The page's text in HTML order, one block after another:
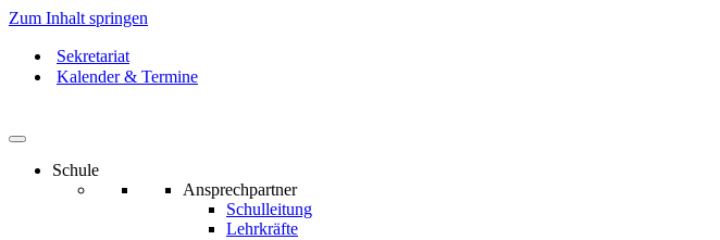
Zum Inhalt springen
Sekretariat
Kalender & Termine
Schule
Ansprechpartner
Schulleitung
Lehrkräfte